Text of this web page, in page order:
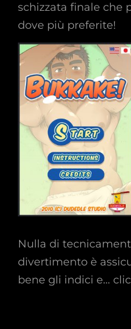
schizzata finale che
dove più preferite!
Nulla di
divertimento è
bene gli indici e…